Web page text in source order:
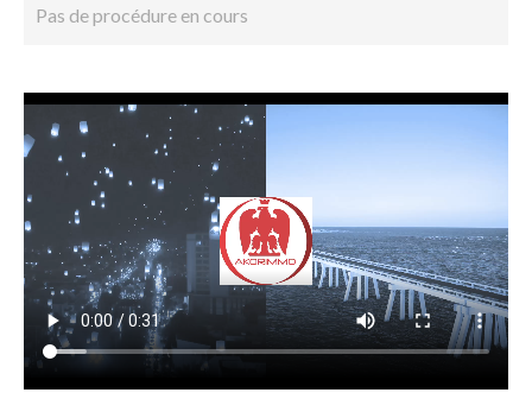
Pas de procédure en cours